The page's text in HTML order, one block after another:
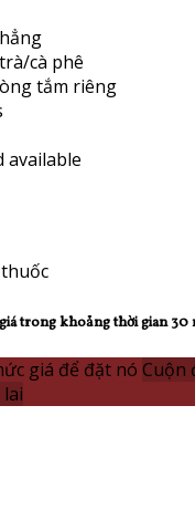
cà phê
tắm riêng
available
trong khoảng thời gian 30
giá để đặt nó Cuộn